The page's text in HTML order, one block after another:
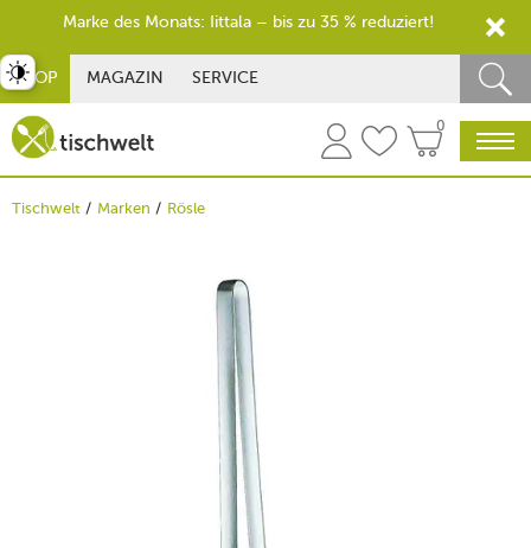
SHOP MAGAZIN SERVICE
0
Tischwelt Marken Rösle
umschalten
Marke des Monats: Iittala – bis zu 35 % reduziert!